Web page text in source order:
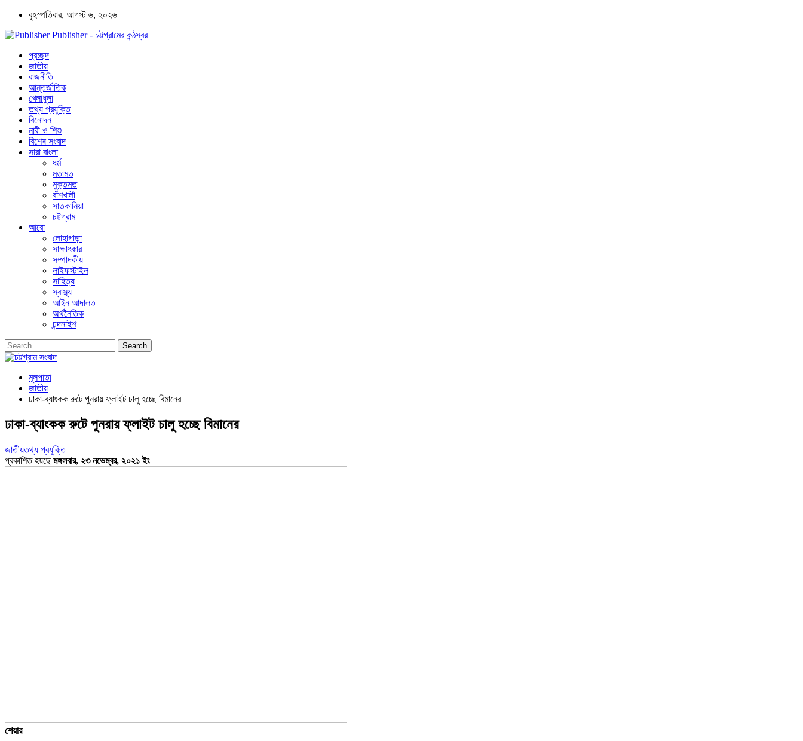
বৃহস্পতিবার, আগস্ট ৬, ২০২৬
Publisher - চট্টগ্রামের কন্ঠস্বর
প্রচ্ছদ
জাতীয়
রাজনীতি
আন্তর্জাতিক
খেলাধুলা
তথ্য প্রযুক্তি
বিনোদন
নারী ও শিশু
বিশেষ সংবাদ
সারা বাংলা
ধর্ম
মতামত
মুক্তমত
বাঁশখালী
সাতকানিয়া
চট্টগ্রাম
আরো
লোহাগাড়া
সাক্ষাৎকার
সম্পাদকীয়
লাইফস্টাইল
সাহিত্য
স্বাস্থ্য
আইন আদালত
অর্থনৈতিক
চন্দনাইশ
মূলপাতা
জাতীয়
ঢাকা-ব্যাংকক রুটে পুনরায় ফ্লাইট চালু হচ্ছে বিমানের
ঢাকা-ব্যাংকক রুটে পুনরায় ফ্লাইট চালু হচ্ছে বিমানের
জাতীয়তথ্য প্রযুক্তি
প্রকাশিত হয়ছেমঙ্গলবার, ২৩ নভেম্বর, ২০২১ ইং
শেয়ার